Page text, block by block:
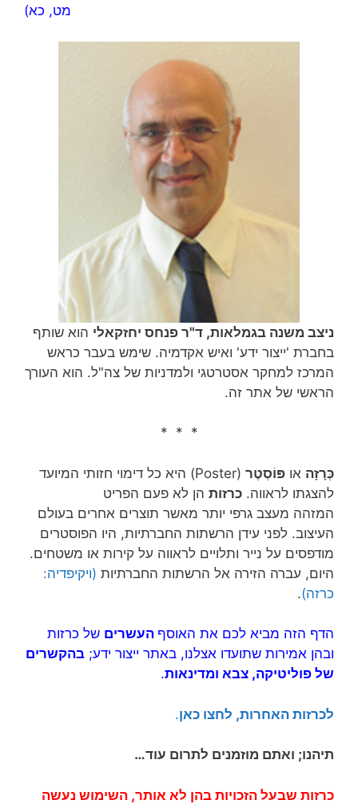
מט, כא)
ניצב משנה בגמלאות, ד"ר פנחס יחזקאלי הוא שותף
בחברת 'ייצור ידע' ואיש אקדמיה. שימש בעבר כראש
המרכז למחקר אסטרטגי ולמדניות של צה"ל. הוא העורך
הראשי של אתר זה.
* * *
כְּרָזָה או פּוֹסְטֶר
(Poster) היא כל דימוי חזותי המיועד
להצגתו לראווה. כרזות הן לא פעם הפריט
המזהה מעצב גרפי יותר מאשר תוצרים אחרים בעולם
העיצוב. לפני עידן הרשתות החברתיות, היו הפוסטרים
מודפסים על נייר ותלויים לראווה על קירות או משטחים.
היום, עברה הזירה אל הרשתות החברתיות (ויקיפדיה:
כרזה).
הדף הזה מביא לכם את האוסף העשרים של כרזות
ובהן אמירות שתועדו אצלנו, באתר ייצור ידע; בהקשרים
של פוליטיקה, צבא ומדינאות.
לכרזות האחרות, לחצו כאן.
תיהנו; ואתם מוזמנים לתרום עוד…
כרזות שבעל הזכויות בהן לא אותר, השימוש נעשה